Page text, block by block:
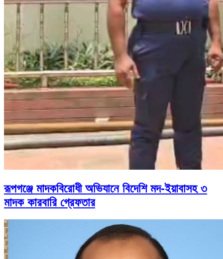
রূপগঞ্জে মাদকবিরোধী অভিযানে বিদেশি মদ-ইয়াবাসহ ৩
মাদক কারবারি গ্রেফতার